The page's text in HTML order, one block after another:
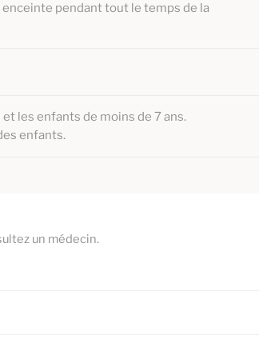
pendant tout le temps de la
les enfants de moins de 7 ans.
enfants.
un médecin.